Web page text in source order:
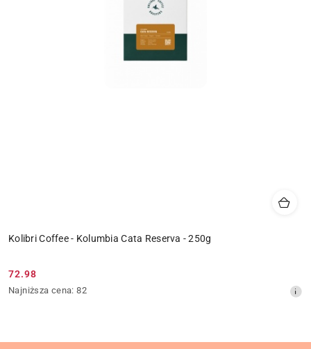
Kolibri Coffee - Kolumbia Cata Reserva - 250g
Cena
promocyjna:
72.98
Najniższa
Najniższa cena: 82